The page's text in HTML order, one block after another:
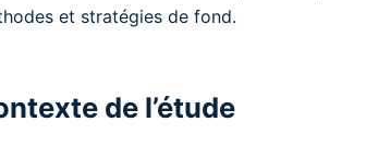
et stratégies de fond.
de l’étude